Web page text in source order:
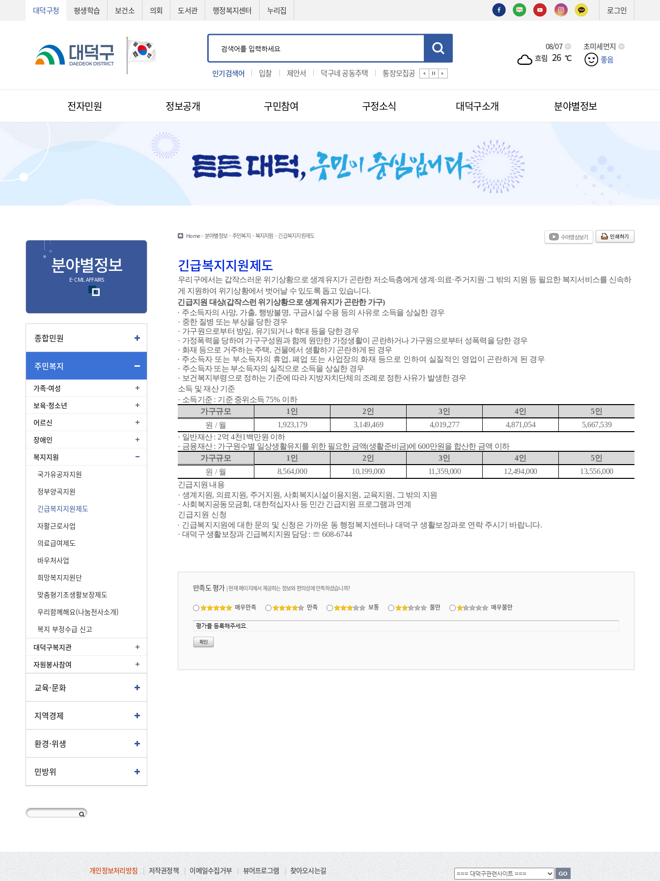
대덕구청 평생학습 보건소 의회 도서관 행정복지센터 누리집 로그인
인기검색어
기술제안서 예산서 입찰 제안서 덕구네 공동주택 통장모집공고 공법선정
08/07
흐림 26 ℃
초미세먼지
좋음
전자민원
전자민원
민원신청
1:1 민원신청
공직자비리신고
지방규제신고센터
민원편람/서식
온라인민원발급
안전신문고
적극행정
제도소개
법원전용 통합무인민원발급기
종합민원
종합민원안내
여권
부동산
교통
정보공개 구민참여 구정소식 대덕구소개 분야별정보
분야별정보
E- CIVIL AFFAIRS
종합민원
주민복지
가족·여성
보육·청소년
어르신
장애인
복지지원
국가유공자지원
정부양곡지원
긴급복지지원제도
자활근로사업
의료급여제도
바우처사업
희망복지지원단
맞춤형기초생활보장제도
우리함께해요(나눔천사소개)
복지 부정수급 신고
대덕구복지관
자원봉사참여
교육·문화
지역경제
환경·위생
민방위
Home>분야별정보>주민복지>복지지원>긴급복지지원제도 인쇄하기
수어영상보기
긴급복지지원제도
우리구에서는 갑작스러운 위기상황으로 생계유지가 곤란한 저소득층에게 생계 ·의료·주거지원 ·그 밖의 지원 등 필요한 복지서비스를 신속하
게 지원하여 위기상황에서 벗어날 수 있도록 돕고 있습니다.
긴급지원 대상(갑작스런 위기상황으로 생계유지가 곤란한 가구)
· 주소득자의 사망, 가출, 행방불명, 구금시설 수용 등의 사유로 소득을 상실한 경우
· 중한 질병 또는 부상을 당한 경우
· 가구원으로부터 방임, 유기되거나 학대 등을 당한 경우
· 가정폭력을 당하여 가구구성원과 함께 원만한 가정생활이 곤란하거나 가구원으로부터 성폭력을 당한 경우
· 화재 등으로 거주하는 주택, 건물에서 생활하기 곤란하게 된 경우
· 주소득자 또는 부소득자의 휴업,폐업 또는 사업장의 화재 등으로 인하여 실질적인 영업이 곤란하게 된 경우
· 주소득자 또는 부소득자의 실직으로 소득을 상실한 경우
· 보건복지부령으로 정하는 기준에 따라 지방자치단체의 조례로 정한 사유가 발생한 경우
소득 및 재산 기준
· 소득기준 : 기준 중위소득 75% 이하
가구규모
1 인 2인 3인 4인 5인
원 /월 1,923,179 3,149,469 4,019,277 4,871,054
5,667,539
· 일반재산: 2억 4천1 백만원 이하
· 금융재산: 가구원수별 일상생활유지를 위한 필요한 금액(생활준비금)에 600만원을 합산한 금액 이하
가구규모
1 인 2인 3인 4인 5인
원 /월 8,564,000 10,199,000 11,359,000 12,494,000
13,556,000
긴급지원 내용
· 생계지원, 의료지원, 주거지원, 사회복지시설이용지원 , 교육지원 , 그 밖의 지원
· 사회복지공동모금회 ,대한적십자사 등 민간 긴급지원 프로그램과 연계
긴급지원 신청
· 긴급복지지원에 대한 문의 및 신청은 가까운 동 행정복지센터나 대덕구 생활보장과로 연락 주시기 바랍니다.
· 대덕구 생활보장과 긴급복지지원 담당: ☏ 608-6744
만족도 평가 |현재 페이지에서 제공하는 정보와 편의성에 만족하셨습니까?
매우만족 만족 보통 불만 매우불만
개인정보처리방침 | 저작권정책 | 이메일수집거부 | 뷰어프로그램 | 찾아오시는길